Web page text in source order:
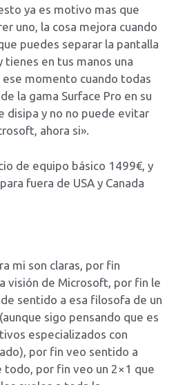
ya es motivo mas que
uno, la cosa mejora cuando
puedes separar la pantalla
tienes en tus manos una
ese momento cuando todas
la gama Surface Pro en su
disipa y no no puede evitar
ahora si».
de equipo básico 1499€, y
fuera de USA y Canada
mi son claras, por fin
visión de Microsoft, por fin le
sentido a esa filosofa de un
sigo pensando que es
especializados con
por fin veo sentido a
todo, por fin veo un 2×1 que